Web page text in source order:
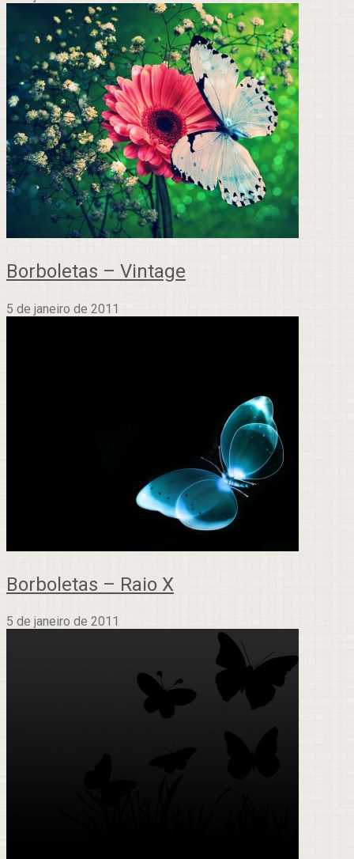
Borboletas – Vintage
5 de janeiro de 2011
Borboletas – Raio X
5 de janeiro de 2011